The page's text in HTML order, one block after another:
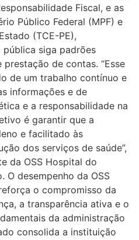
Fiscal, e as
Público Federal (MPF) e
(TCE-PE),
pública siga padrões
de contas. “Esse
de um trabalho contínuo e
informações e de
e a responsabilidade na
é garantir que a
e facilitado às
dos serviços de saúde”,
da OSS Hospital do
O desempenho da OSS
o compromisso da
a transparência ativa e o
da administração
consolida a instituição